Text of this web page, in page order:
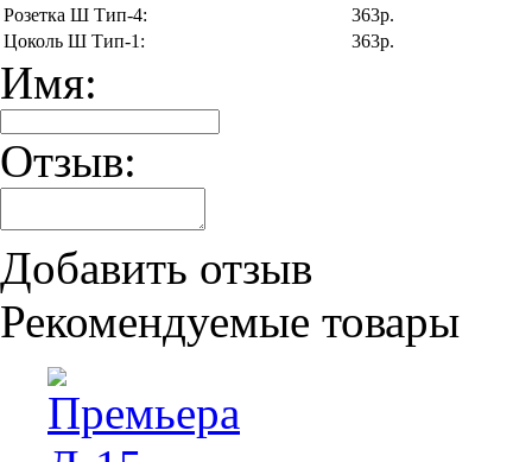
Розетка Ш Тип-4:
363р.
Цоколь Ш Тип-1:
363р.
Имя:
Отзыв:
Добавить отзыв
Рекомендуемые товары